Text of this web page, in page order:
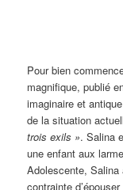
Pour bien
magnifique, publié
imaginaire et
de la situation
trois exils ». Salina
une enfant aux
Adolescente,
contrainte